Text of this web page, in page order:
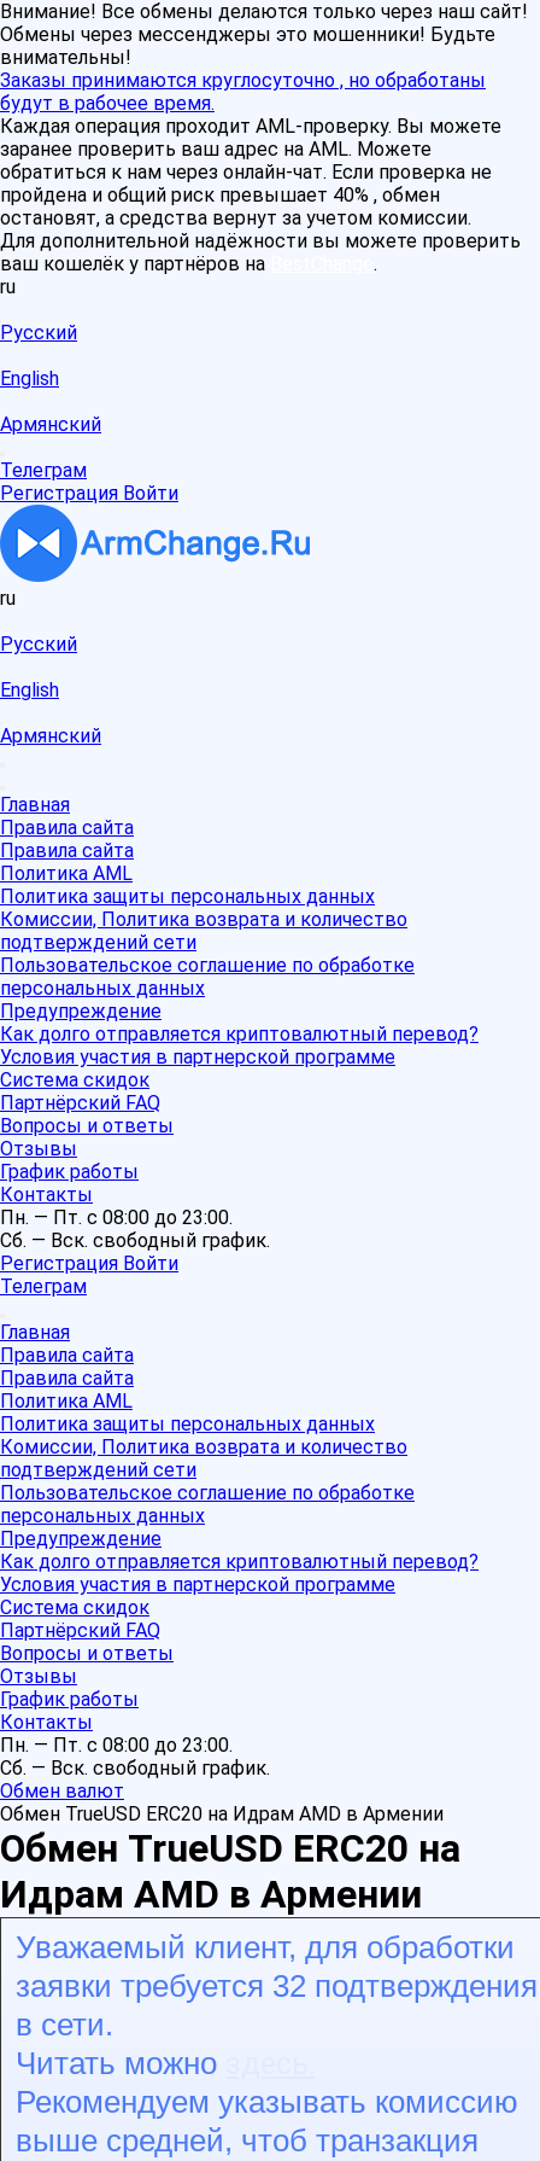
Внимание! Все обмены делаются только через наш сайт!
Обмены через мессенджеры это мошенники! Будьте
внимательны!
Заказы принимаются круглосуточно , но обработаны
будут в рабочее время.
Каждая операция проходит AML-проверку. Вы можете
заранее проверить ваш адрес на AML. Можете
обратиться к нам через онлайн-чат. Если проверка не
пройдена и общий риск превышает 40% , обмен
остановят, а средства вернут за учетом комиссии.
Для дополнительной надёжности вы можете проверить
ваш кошелёк у партнёров на
.
ru
Русский
English
Армянский
Телеграм
Регистрация Войти
ru
Русский
English
Армянский
Главная
Правила сайта
Правила сайта
Политика AML
Политика защиты персональных данных
Комиссии, Политика возврата и количество
подтверждений сети
Пользовательское соглашение по обработке
персональных данных
Предупреждение
Как долго отправляется криптовалютный перевод?
Условия участия в партнерской программе
Система скидок
Партнёрский FAQ
Вопросы и ответы
Отзывы
График работы
Контакты
Пн. — Пт. с 08:00 до 23:00.
Сб. — Вск. свободный график.
Регистрация Войти
Телеграм
Главная
Правила сайта
Правила сайта
Политика AML
Политика защиты персональных данных
Комиссии, Политика возврата и количество
подтверждений сети
Пользовательское соглашение по обработке
персональных данных
Предупреждение
Как долго отправляется криптовалютный перевод?
Условия участия в партнерской программе
Система скидок
Партнёрский FAQ
Вопросы и ответы
Отзывы
График работы
Контакты
Пн. — Пт. с 08:00 до 23:00.
Сб. — Вск. свободный график.
Обмен валют
Обмен TrueUSD ERC20 на Идрам AMD в Армении
Обмен TrueUSD ERC20 на
Идрам AMD в Армении
Уважаемый клиент, для обработки
заявки требуется 32 подтверждения
в сети.
Читать можно
Рекомендуем указывать комиссию
выше средней, чтоб транзакция